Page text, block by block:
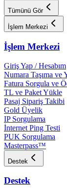
Tümünü Gör
İşlem Merkezi
İşlem Merkezi
Giriş Yap / Hesabım
Numara Taşıma ve
Fatura Sorgula ve
TL ve Paket Yükle
Pasaj Sipariş Takibi
Gold Üyelik
IP Sorgulama
İnternet Ping Testi
PUK Sorgulama
Masterpass™
Destek
Destek